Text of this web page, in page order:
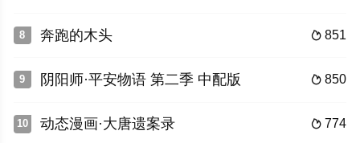
8  851
奔跑的木头
9  850
阴阳师·平安物语 第二季 中配版
10  774
动态漫画·大唐遗案录